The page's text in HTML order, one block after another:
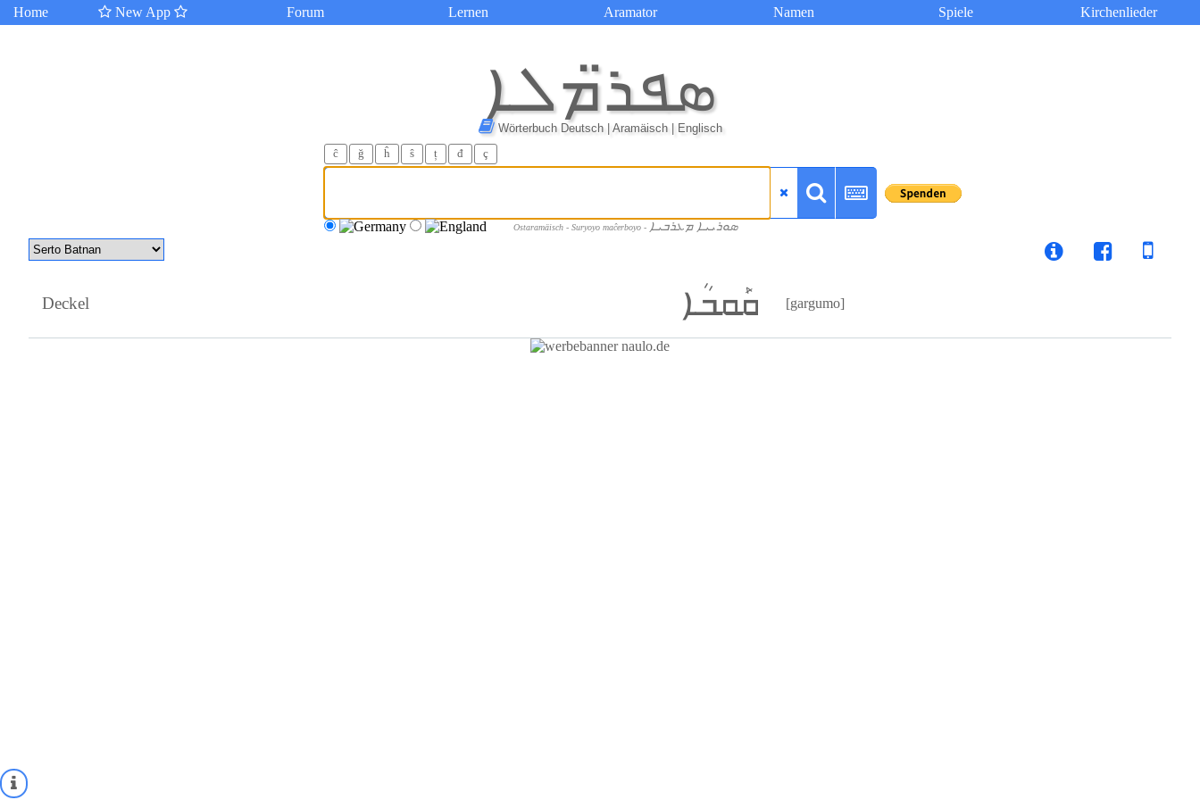
Home New App Forum Lernen Aramator Namen Spiele Kirchenlieder
ܣܦܪ̈ܡܠܐ
Wörterbuch Deutsch | Aramäisch | Englisch
ĉ ğ ĥ ŝ ț đ ç
Ostaramäisch - Suryoyo maĉerboyo - ܣܘܪܝܝܐ ܡܥܪܒܝܐ
Deckel ܩܰܩܒܳܐ [gargumo]